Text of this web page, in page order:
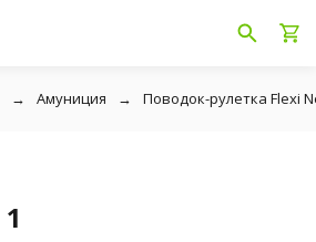
Амуниция Поводок-рулетка Flexi
1